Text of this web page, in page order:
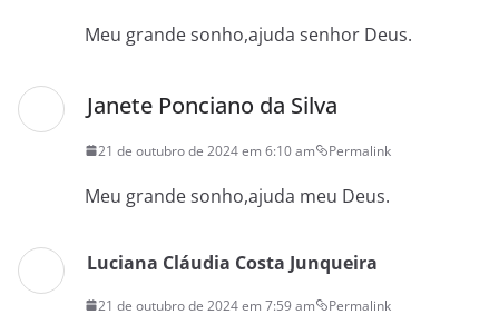
Meu grande sonho,ajuda senhor Deus.
Janete Ponciano da Silva
21 de outubro de 2024 em 6:10 am Permalink
Meu grande sonho,ajuda meu Deus.
Luciana Cláudia Costa Junqueira
21 de outubro de 2024 em 7:59 am Permalink